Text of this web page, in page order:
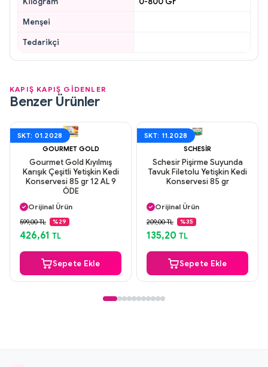
Menşei
Tedarikçi
KAPIŞ KAPIŞ GİDENLER
Benzer Ürünler
SKT: 01.2028
GOURMET GOLD
Gourmet Gold Kıyılmış
Karışık Çeşitli Yetişkin Kedi
Konservesi 85 gr 12 AL 9
ÖDE
Aynı Gün Kargo
Orijinal Ürün
Güvenli Ödeme
Aynı Gün Kargo
599,00 TL %29
426,61 TL
Sepete Ekle
SKT: 11.2028
SCHESIR
Schesir Pişirme Suyunda
Tavuk Filetolu Yetişkin Kedi
Konservesi 85 gr
Orijinal Ürün
Güvenli Ödeme
Aynı Gün Kargo
209,00 TL %35
135,20 TL
Sepete Ekle